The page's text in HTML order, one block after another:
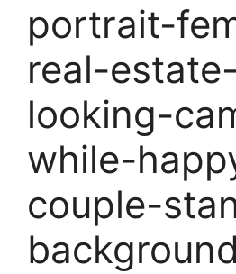
portrait-
real-
looking-
while-
couple-
background